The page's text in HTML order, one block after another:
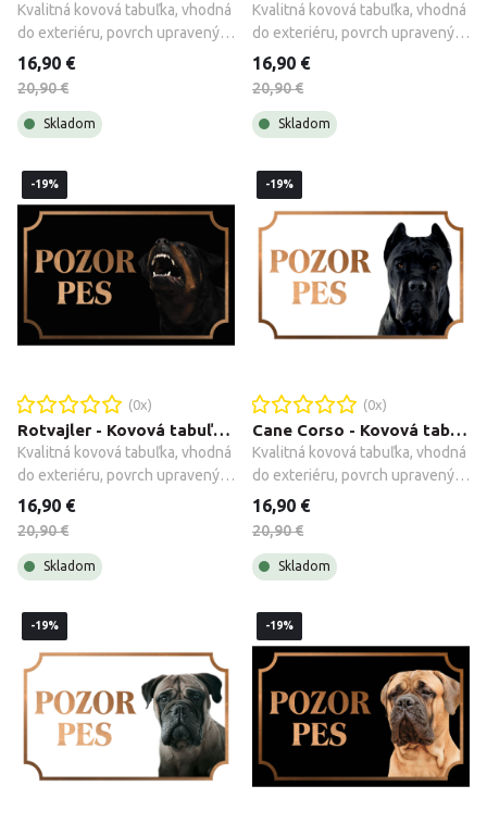
Kvalitná kovová tabuľka, vhodná
do exteriéru, povrch upravený
galvanizáciou + montážne
príslušenstvo.
16,90 €
20,90 €
Skladom
Kvalitná kovová tabuľka, vhodná
do exteriéru, povrch upravený
galvanizáciou + montážne
príslušenstvo.
16,90 €
20,90 €
Skladom
-19%
(0x)
Rotvajler - Kovová tabuľka POZOR PES
Kvalitná kovová tabuľka, vhodná
do exteriéru, povrch upravený
galvanizáciou + montážne
16,90 €
20,90 €
Skladom
-19%
(0x)
Cane Corso - Kovová tabuľka POZOR PES
Kvalitná kovová tabuľka, vhodná
do exteriéru, povrch upravený
galvanizáciou + montážne
16,90 €
20,90 €
Skladom
-19% -19%